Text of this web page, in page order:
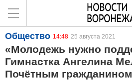
Общество 14:48 25 августа 2021
«Молодежь нужно
Гимнастка Ангелина
Почётным